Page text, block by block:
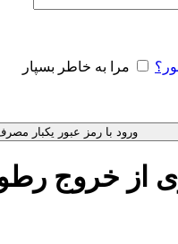
مرا به خاطر بسپار
ورود با رمز عبور یکبار
از خروج